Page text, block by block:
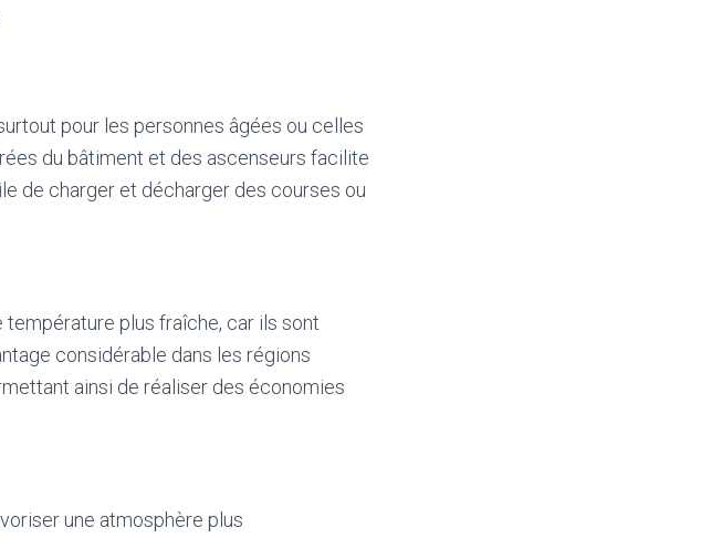
pour les personnes âgées ou celles
du bâtiment et des ascenseurs facilite
de charger et décharger des courses ou
température plus fraîche, car ils sont
considérable dans les régions
ainsi de réaliser des économies
une atmosphère plus